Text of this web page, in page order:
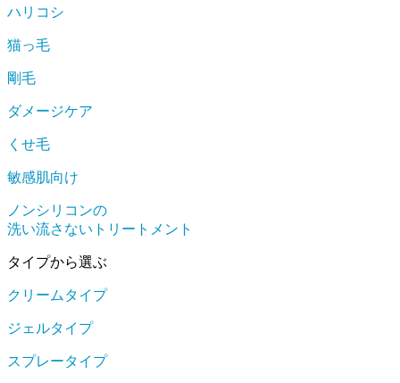
ハリコシ
猫っ毛
剛毛
ダメージケア
くせ毛
敏感肌向け
ノンシリコンの
洗い流さないトリートメント
タイプから選ぶ
クリームタイプ
ジェルタイプ
スプレータイプ